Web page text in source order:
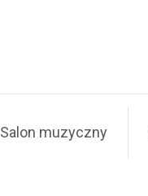
Salon muzyczny